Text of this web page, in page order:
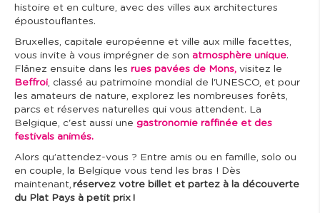
histoire et en culture, avec des villes aux architectures
époustouflantes.
Bruxelles, capitale européenne et ville aux mille facettes,
vous invite à vous imprégner de son atmosphère unique.
Flânez ensuite dans les rues pavées de Mons, visitez le
Beffroi, classé au patrimoine mondial de l'UNESCO, et pour
les amateurs de nature, explorez les nombreuses forêts,
parcs et réserves naturelles qui vous attendent. La
Belgique, c'est aussi une gastronomie raffinée et des
festivals animés.
Alors qu’attendez-vous ? Entre amis ou en famille, solo ou
en couple, la Belgique vous tend les bras ! Dès
maintenant, réservez votre billet et partez à la découverte
du Plat Pays à petit prix !